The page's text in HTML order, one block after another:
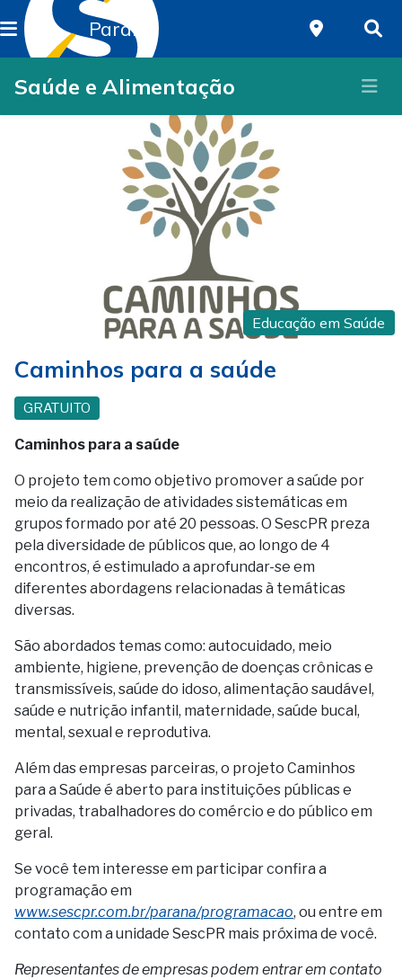
Paraná
Saúde e Alimentação
Educação em Saúde
Caminhos para a saúde
GRATUITO
Caminhos para a saúde
O projeto tem como objetivo promover a saúde por
meio da realização de atividades sistemáticas em
grupos formado por até 20 pessoas. O SescPR preza
pela diversidade de públicos que, ao longo de 4
encontros, é estimulado a aprofundar-se em
diferentes abordagens relacionadas à temáticas
diversas.
São abordados temas como: autocuidado, meio
ambiente, higiene, prevenção de doenças crônicas e
transmissíveis, saúde do idoso, alimentação saudável,
saúde e nutrição infantil, maternidade, saúde bucal,
mental, sexual e reprodutiva.
Além das empresas parceiras, o projeto Caminhos
para a Saúde é aberto para instituições públicas e
privadas, trabalhadores do comércio e do público em
geral.
Se você tem interesse em participar confira a
programação em
www.sescpr.com.br/parana/programacao, ou entre em
contato com a unidade SescPR mais próxima de você.
Representantes de empresas podem entrar em contato